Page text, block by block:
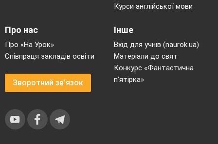
роботи учнів.
4.2Домашнє завдання: Завдання на
сторінці 78. Рис. 102. На вибір деталь.
Курси англійської мови
Про нас
Про «На Урок»
Співпраця закладів освіти
Зворотний зв'язок
Інше
Вхід для учнів (naurok.ua)
Матеріали до свят
Конкурс «Фантастична
п’ятірка»